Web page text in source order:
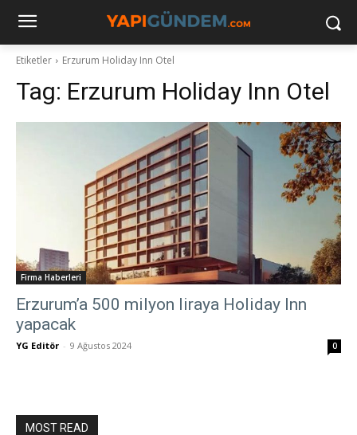
Etiketler Erzurum Holiday Inn Otel
Tag: Erzurum Holiday Inn Otel
Firma Haberleri
Erzurum’a 500 milyon liraya Holiday Inn
yapacak
YG Editör - 9 Ağustos 2024 0
MOST READ